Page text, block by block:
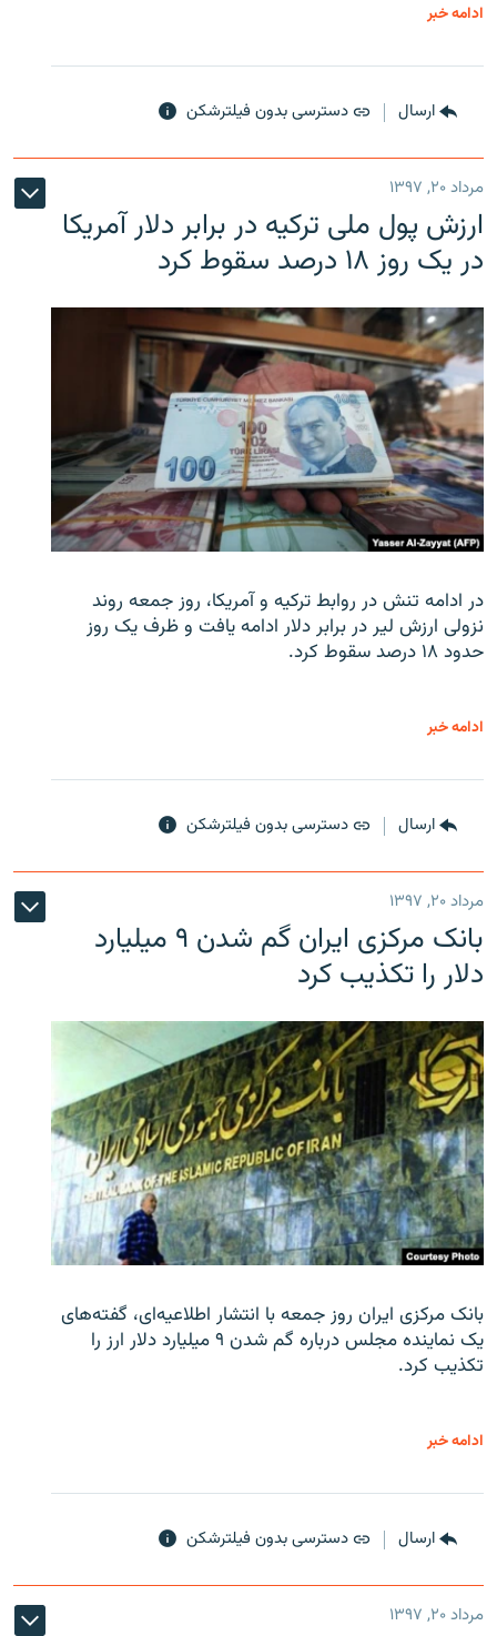
ادامه خبر
ارسال دسترسی بدون فیلترشکن
مرداد ۲۰, ۱۳۹۷
ارزش پول ملی ترکیه در برابر دلار آمریکا
در یک روز ۱۸ درصد سقوط کرد
در ادامه تنش در روابط ترکیه و آمریکا، روز جمعه روند
نزولی ارزش لیر در برابر دلار ادامه یافت و ظرف یک روز
حدود ۱۸ درصد سقوط کرد.
ادامه خبر
ارسال دسترسی بدون فیلترشکن
مرداد ۲۰, ۱۳۹۷
بانک مرکزی ایران گم شدن ۹ میلیارد
دلار را تکذیب کرد
بانک مرکزی ایران روز جمعه با انتشار اطلاعیه‌ای، گفته‌های
یک نماینده مجلس درباره گم شدن ۹ میلیارد دلار ارز را
تکذیب کرد.
ادامه خبر
ارسال دسترسی بدون فیلترشکن
مرداد ۲۰, ۱۳۹۷